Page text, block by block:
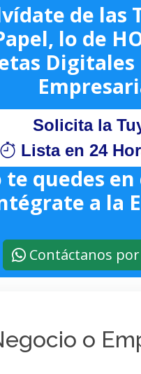
de las
lo de
Digitales
Solicita la
Lista en 24
te quedes en
a la
Contáctanos
o